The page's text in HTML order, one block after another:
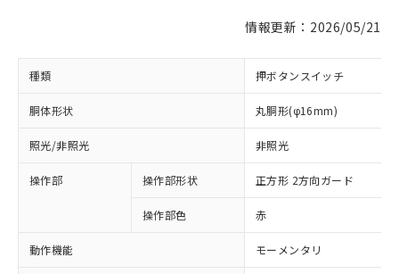
情報更新：2026/05/21
種類 押ボタンスイッチ
胴体形状 丸胴形(φ16mm)
照光/非照光 非照光
操作部 操作部形状 正方形 2方向ガード
操作部色 赤
動作機能 モーメンタリ